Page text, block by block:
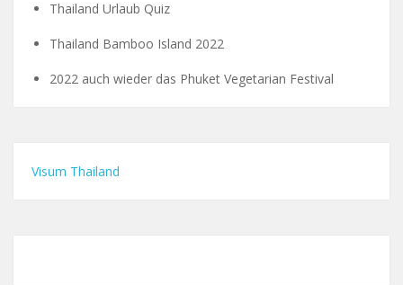
Thailand Urlaub Quiz
Thailand Bamboo Island 2022
2022 auch wieder das Phuket Vegetarian Festival
Visum Thailand